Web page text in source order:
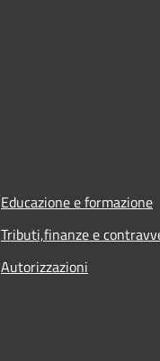
Educazione e formazione
Tributi,finanze e
Autorizzazioni